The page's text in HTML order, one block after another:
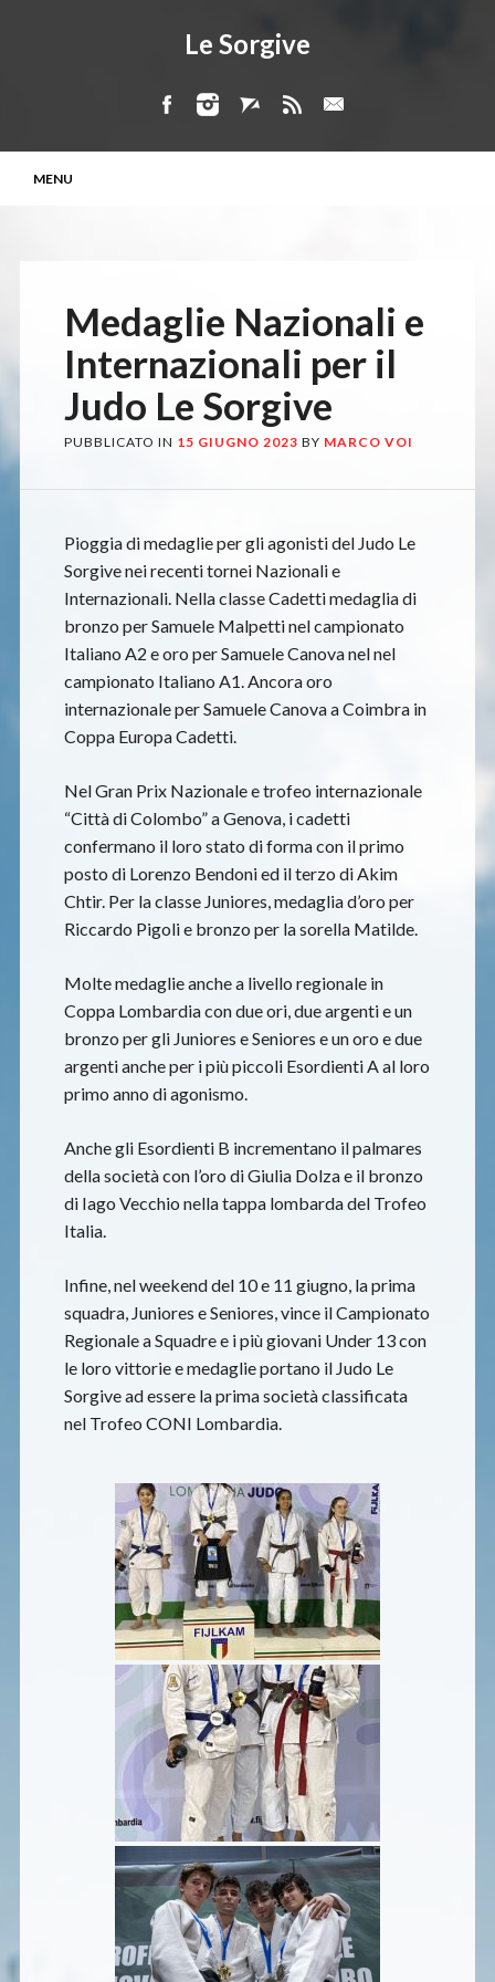
Le Sorgive
Menu principale
MENU
Medaglie Nazionali e
Internazionali per il
Judo Le Sorgive
PUBBLICATO IN 15 GIUGNO 2023 BY MARCO VOI
Pioggia di medaglie per gli agonisti del Judo Le
Sorgive nei recenti tornei Nazionali e
Internazionali. Nella classe Cadetti medaglia di
bronzo per Samuele Malpetti nel campionato
Italiano A2 e oro per Samuele Canova nel nel
campionato Italiano A1. Ancora oro
internazionale per Samuele Canova a Coimbra in
Coppa Europa Cadetti.
Nel Gran Prix Nazionale e trofeo internazionale
“Città di Colombo” a Genova, i cadetti
confermano il loro stato di forma con il primo
posto di Lorenzo Bendoni ed il terzo di Akim
Chtir. Per la classe Juniores, medaglia d’oro per
Riccardo Pigoli e bronzo per la sorella Matilde.
Molte medaglie anche a livello regionale in
Coppa Lombardia con due ori, due argenti e un
bronzo per gli Juniores e Seniores e un oro e due
argenti anche per i più piccoli Esordienti A al loro
primo anno di agonismo.
Anche gli Esordienti B incrementano il palmares
della società con l’oro di Giulia Dolza e il bronzo
di Iago Vecchio nella tappa lombarda del Trofeo
Italia.
Infine, nel weekend del 10 e 11 giugno, la prima
squadra, Juniores e Seniores, vince il Campionato
Regionale a Squadre e i più giovani Under 13 con
le loro vittorie e medaglie portano il Judo Le
Sorgive ad essere la prima società classificata
nel Trofeo CONI Lombardia.